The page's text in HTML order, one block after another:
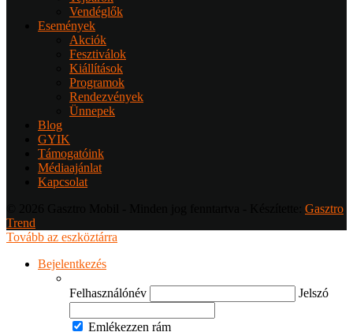
Vendéglők
Események
Akciók
Fesztiválok
Kiállítások
Programok
Rendezvények
Ünnepek
Blog
GYIK
Támogatóink
Médiaajánlat
Kapcsolat
Gasztro
Trend
Tovább az eszköztárra
Bejelentkezés
Felhasználónév Jelszó
Emlékezzen rám